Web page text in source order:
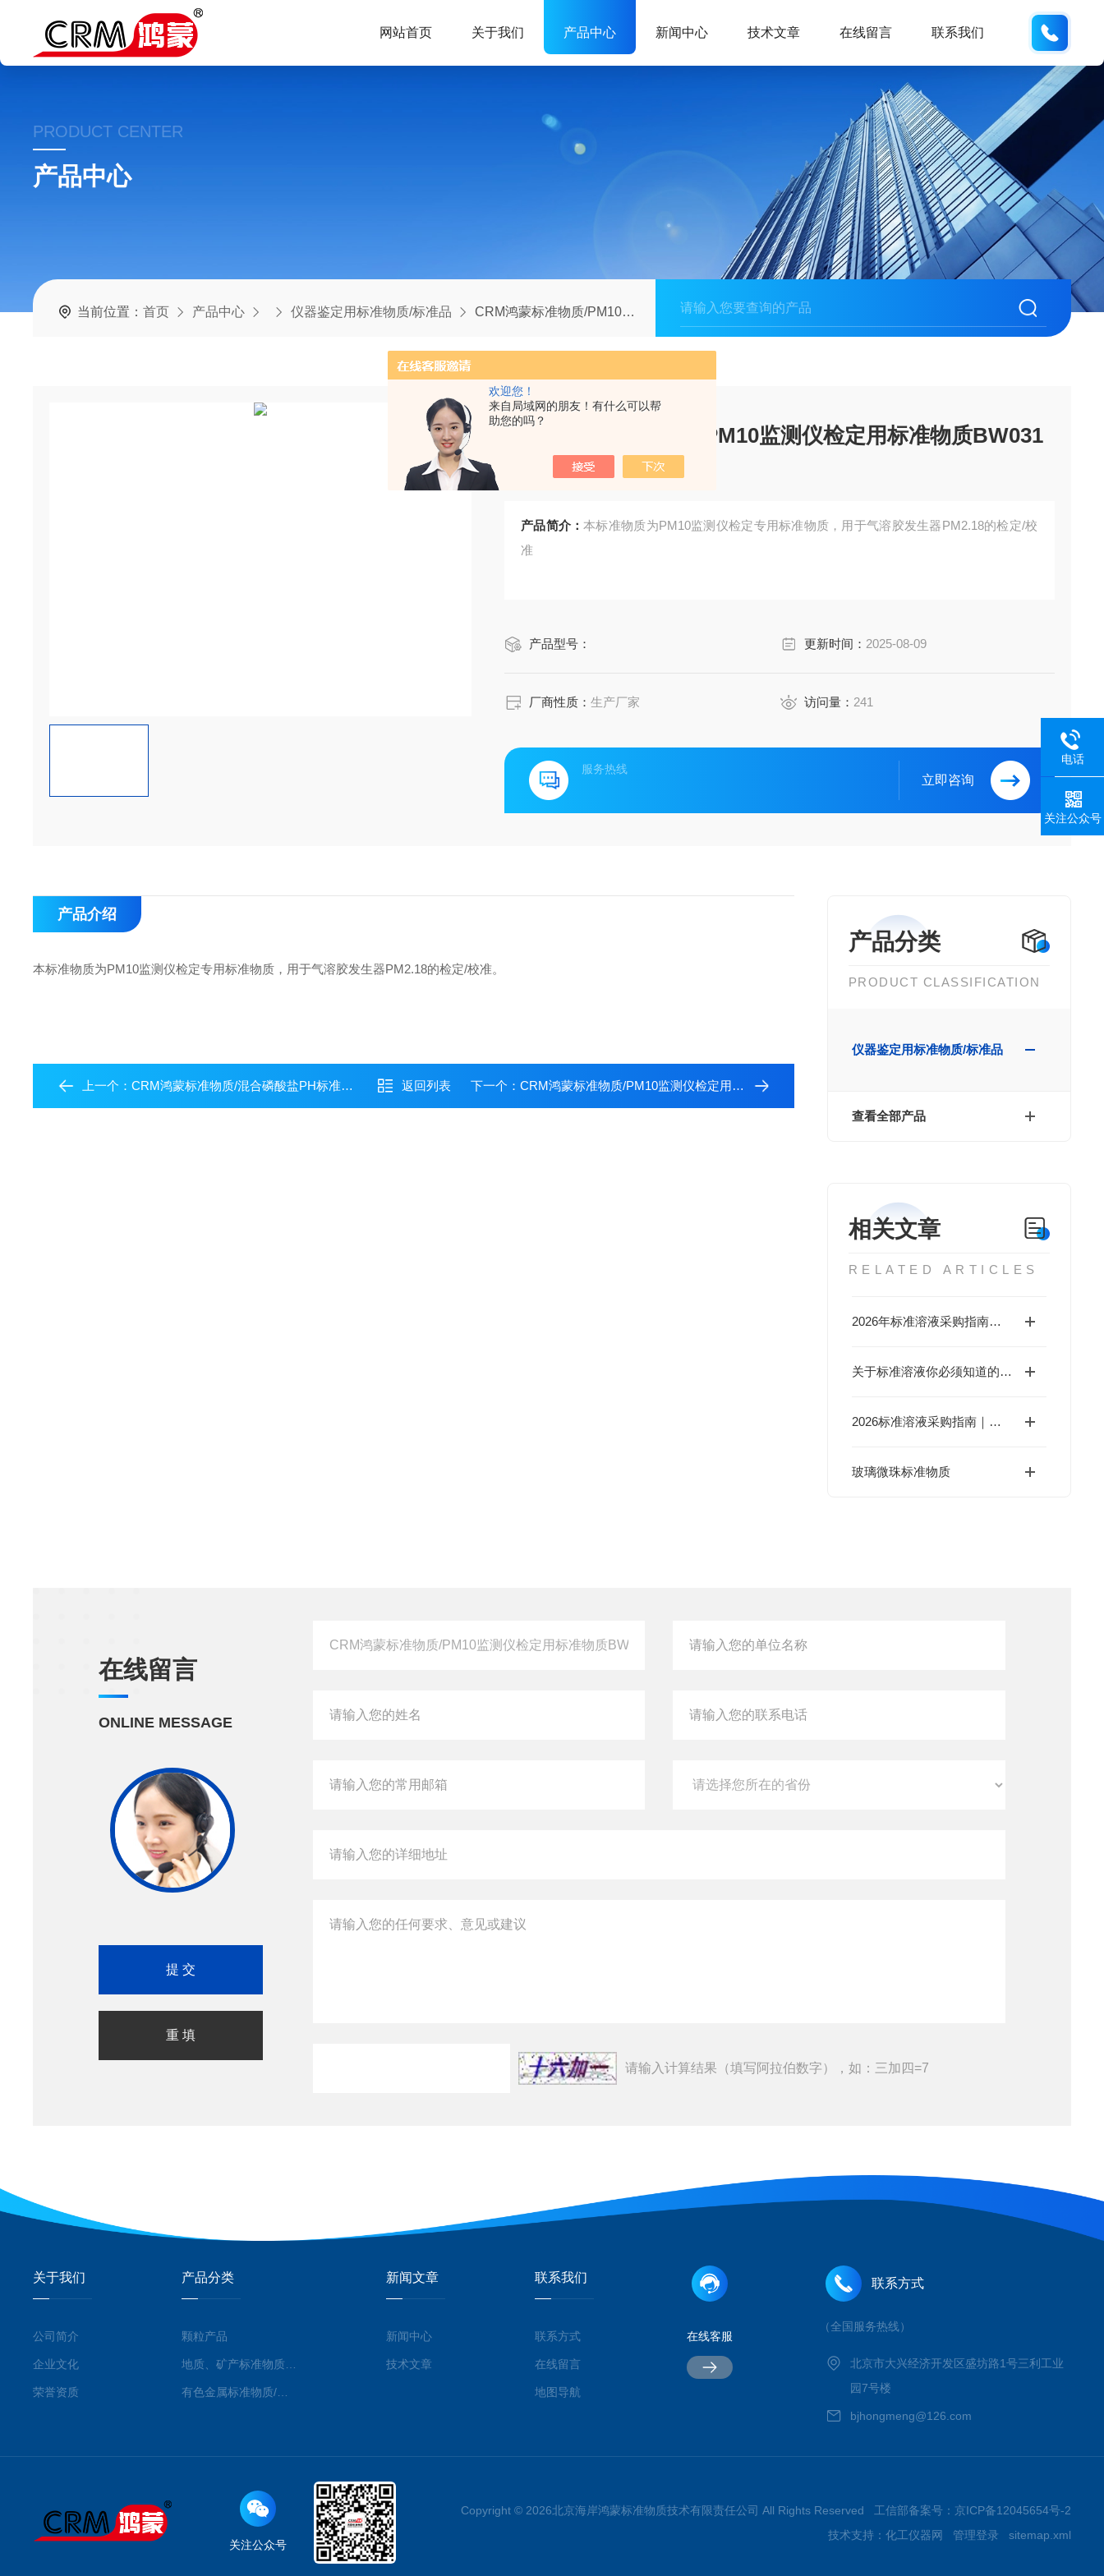
欢迎您！
来自局域网的朋友！有什么可以帮
助您的吗？
网站首页 关于我们 产品中心 新闻中心 技术文章 在线留言 联系我们
PRODUCT CENTER
产品中心
当前位置：首页 产品中心 仪器鉴定用标准物质/标准品 CRM鸿蒙标准物质/PM10监测仪检定用标准物质BW031270-10mL
CRM鸿蒙标准物质/PM10监测仪检定用标准物质BW031
270-10mL
产品简介：本标准物质为PM10监测仪检定专用标准物质，用于气溶胶发生器PM2.18的检定/校
准
产品型号： 更新时间： 2025-08-09
厂商性质：生产厂家 访问量： 241
服务热线
立即咨询
产品分类
PRODUCT CLASSIFICATION
仪器鉴定用标准物质/标准品
查看全部产品
相关文章
RELATED ARTICLES
2026年标准溶液采购指南：深析行业内核，精选口碑与实力兼具的优质厂家
关于标准溶液你必须知道的事儿
2026标准溶液采购指南｜靠谱供应商推荐选北京海岸鸿蒙，可定制混
玻璃微珠标准物质
产品介绍
本标准物质为PM10监测仪检定专用标准物质，用于气溶胶发生器PM2.18的检定/校准。
上一个：CRM鸿蒙标准物质/混合磷酸盐PH标准物质（干粉） 返回列表 下一个： CRM鸿蒙标准物质/PM10监测仪检定用标准物质BW031230-10mL
在线留言
ONLINE MESSAGE
请输入计算结果（填写阿拉伯数字），如：三加四=7
关于我们
公司简介
企业文化
荣誉资质
产品分类
颗粒产品
有色金属标准物质/标准品
新闻文章
新闻中心
技术文章
联系我们
联系方式
在线留言
地图导航
在线客服
联系方式
（全国服务热线）
北京市大兴经济开发区盛坊路1号三利工业
园7号楼
bjhongmeng@126.com
关注公众号
Copyright © 2026北京海岸鸿蒙标准物质技术有限责任公司 All Rights Reserved 工信部备案号： 京ICP备12045654号-2
技术支持： 化工仪器网 管理登录 sitemap.xml
电话
关注公众号